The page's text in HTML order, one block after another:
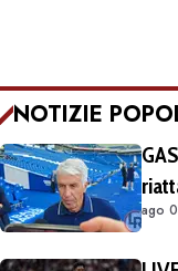
NOTIZIE
ago